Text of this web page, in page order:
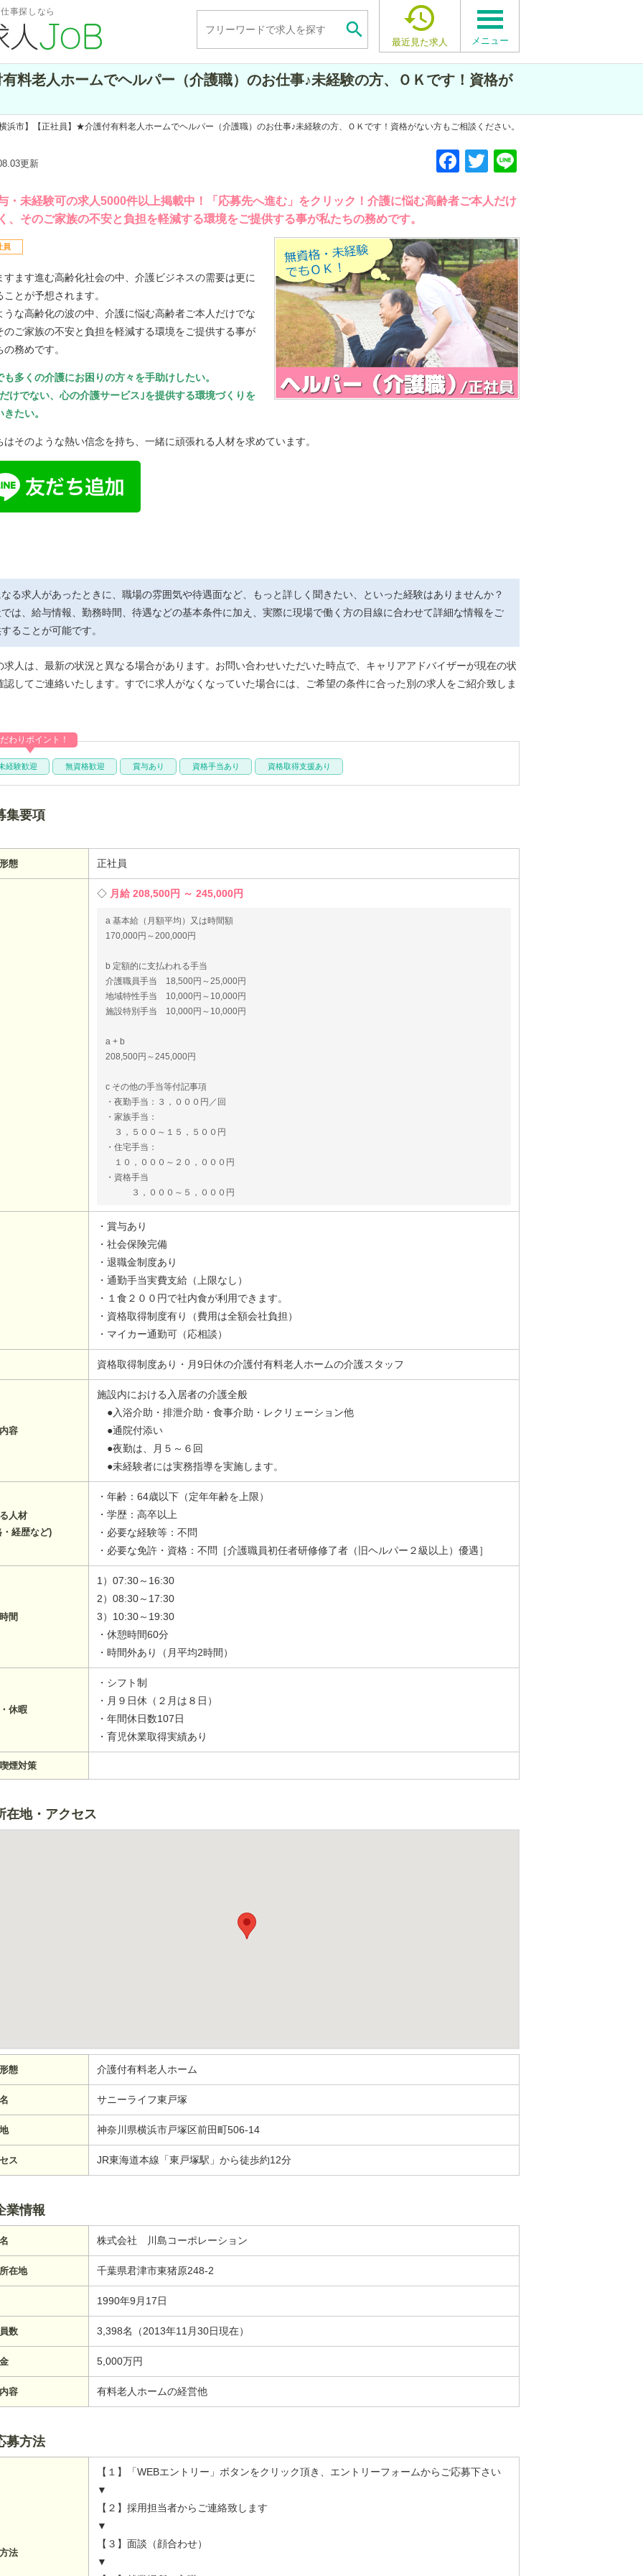
事探しなら
 
最近見た求人 メニュー
料老人ホームでヘルパー（介護職）のお仕事♪未経験の方、ＯＫです！資格が
浜市】【正社員】★介護付有料老人ホームでヘルパー（介護職）のお仕事♪未経験の方、ＯＫです！資格がない方もご相談ください。
更新
・未経験可の求人5000件以上掲載中！「応募先へ進む」をクリック！介護に悩む高齢者ご本人だけ
、そのご家族の不安と負担を軽減する環境をご提供する事が私たちの務めです。
員
F
c
b
o
o
k
T
tt
すます進む高齢化社会の中、介護ビジネスの需要は更に
ことが予想されます。
うな高齢化の波の中、介護に悩む高齢者ご本人だけでな
のご家族の不安と負担を軽減する環境をご提供する事が
の務めです。
も多くの介護にお困りの方々を手助けしたい。
だけでない、心の介護サービス｣を提供する環境づくりを
きたい。
はそのような熱い信念を持ち、一緒に頑張れる人材を求めています。
F
c
b
o
o
k
T
tt
F
c
b
o
o
k
T
tt
る求人があったときに、職場の雰囲気や待遇面など、もっと詳しく聞きたい、といった経験はありませんか？
は、給与情報、勤務時間、待遇などの基本条件に加え、実際に現場で働く方の目線に合わせて詳細な情報をご
ることが可能です。
人は、最新の状況と異なる場合があります。お問い合わせいただいた時点で、キャリアアドバイザーが現在の状
認してご連絡いたします。すでに求人がなくなっていた場合には、ご希望の条件に合った別の求人をご紹介致しま
経験歓迎 無資格歓迎 賞与あり 資格手当あり 資格取得支援あり
だわりポイント！
集要項
態 正社員
月給 208,500円 ～ 245,000円
a 基本給（月額平均）又は時間額
170,000円～200,000円
b 定額的に支払われる手当
介護職員手当 18,500円～25,000円
地域特性手当 10,000円～10,000円
施設特別手当 10,000円～10,000円
a + b
208,500円～245,000円
c その他の手当等付記事項
・夜勤手当：３，０００円／回
・家族手当：
３，５００～１５，５００円
・住宅手当：
１０，０００～２０，０００円
・資格手当
３，０００～５，０００円
・賞与あり
・社会保険完備
・退職金制度あり
・通勤手当実費支給（上限なし）
・１食２００円で社内食が利用できます。
・資格取得制度有り（費用は全額会社負担）
・マイカー通勤可（応相談）
資格取得制度あり・月9日休の介護付有料老人ホームの介護スタッフ
容
施設内における入居者の介護全般
●入浴介助・排泄介助・食事介助・レクリェーション他
●通院付添い
●夜勤は、月５～６回
●未経験者には実務指導を実施します。
人材
・経歴など)
・年齢：64歳以下（定年年齢を上限）
・学歴：高卒以上
・必要な経験等：不問
・必要な免許・資格：不問［介護職員初任者研修修了者（旧ヘルパー２級以上）優遇］
間
1）07:30～16:30
2）08:30～17:30
3）10:30～19:30
・休憩時間60分
・時間外あり（月平均2時間）
休暇
・シフト制
・月９日休（２月は８日）
・年間休日数107日
・育児休業取得実績あり
煙対策
在地・アクセス
態 介護付有料老人ホーム
サニーライフ東戸塚
神奈川県横浜市戸塚区前田町506-14
ス JR東海道本線「東戸塚駅」から徒歩約12分
業情報
株式会社 川島コーポレーション
在地 千葉県君津市東猪原248-2
1990年9月17日
数 3,398名（2013年11月30日現在）
5,000万円
容 有料老人ホームの経営他
募方法
法
【１】「WEBエントリー」ボタンをクリック頂き、エントリーフォームからご応募下さい
▼
【２】採用担当者からご連絡致します
▼
【３】面談（顔合わせ）
▼
横浜市保土ヶ谷区権太坂3丁目6-1